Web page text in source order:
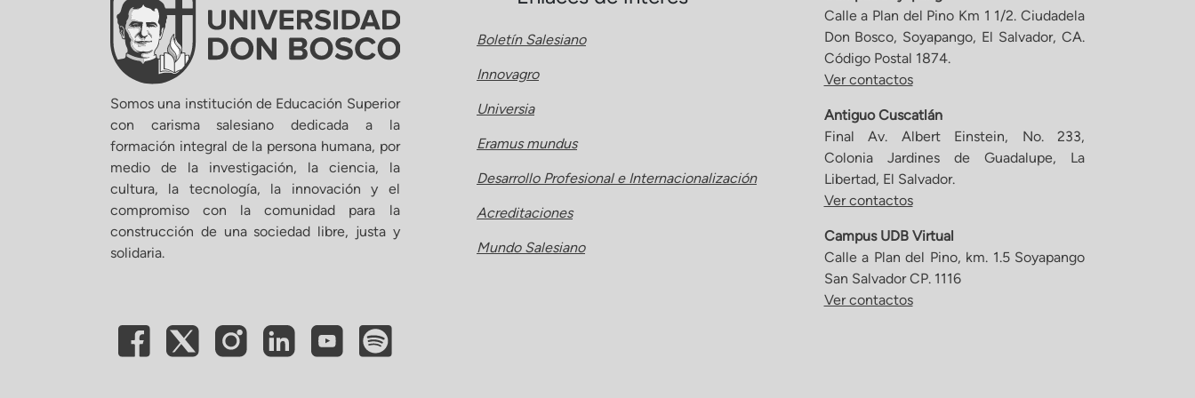
Somos una institución de Educación Superior
con carisma salesiano dedicada a la
formación integral de la persona humana, por
medio de la investigación, la ciencia, la
cultura, la tecnología, la innovación y el
compromiso con la comunidad para la
construcción de una sociedad libre, justa y
solidaria.
Boletín Salesiano
Innovagro
Universia
Eramus mundus
Desarrollo Profesional e Internacionalización
Acreditaciones
Mundo Salesiano
Calle a Plan del Pino Km 1 1/2. Ciudadela
Don Bosco, Soyapango, El Salvador, CA.
Código Postal 1874.
Ver contactos
Antiguo Cuscatlán
Final Av. Albert Einstein, No. 233,
Colonia Jardines de Guadalupe, La
Libertad, El Salvador.
Ver contactos
Campus UDB Virtual
Calle a Plan del Pino, km. 1.5 Soyapango
San Salvador CP. 1116
Ver contactos